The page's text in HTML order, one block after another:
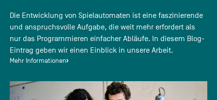
Die Entwicklung von Spielautomaten ist eine faszinierende
und anspruchsvolle Aufgabe, die weit mehr erfordert als
nur das Programmieren einfacher Abläufe. In diesem Blog-
Eintrag geben wir einen Einblick in unsere Arbeit.
Mehr Informationen